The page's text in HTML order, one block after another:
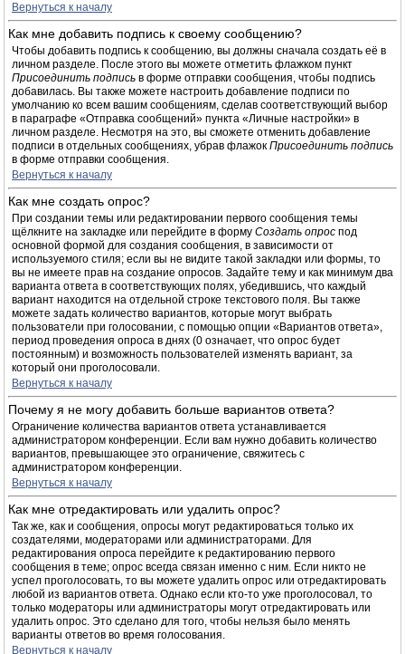
Вернуться к началу
Как мне добавить подпись к своему сообщению?
Чтобы добавить подпись к сообщению, вы должны сначала создать её в
личном разделе. После этого вы можете отметить флажком пункт
Присоединить подпись в форме отправки сообщения, чтобы подпись
добавилась. Вы также можете настроить добавление подписи по
умолчанию ко всем вашим сообщениям, сделав соответствующий выбор
в параграфе «Отправка сообщений» пункта «Личные настройки» в
личном разделе. Несмотря на это, вы сможете отменить добавление
подписи в отдельных сообщениях, убрав флажок Присоединить подпись
в форме отправки сообщения.
Вернуться к началу
Как мне создать опрос?
При создании темы или редактировании первого сообщения темы
щёлкните на закладке или перейдите в форму Создать опрос под
основной формой для создания сообщения, в зависимости от
используемого стиля; если вы не видите такой закладки или формы, то
вы не имеете прав на создание опросов. Задайте тему и как минимум два
варианта ответа в соответствующих полях, убедившись, что каждый
вариант находится на отдельной строке текстового поля. Вы также
можете задать количество вариантов, которые могут выбрать
пользователи при голосовании, с помощью опции «Вариантов ответа»,
период проведения опроса в днях (0 означает, что опрос будет
постоянным) и возможность пользователей изменять вариант, за
который они проголосовали.
Вернуться к началу
Почему я не могу добавить больше вариантов ответа?
Ограничение количества вариантов ответа устанавливается
администратором конференции. Если вам нужно добавить количество
вариантов, превышающее это ограничение, свяжитесь с
администратором конференции.
Вернуться к началу
Как мне отредактировать или удалить опрос?
Так же, как и сообщения, опросы могут редактироваться только их
создателями, модераторами или администраторами. Для
редактирования опроса перейдите к редактированию первого
сообщения в теме; опрос всегда связан именно с ним. Если никто не
успел проголосовать, то вы можете удалить опрос или отредактировать
любой из вариантов ответа. Однако если кто-то уже проголосовал, то
только модераторы или администраторы могут отредактировать или
удалить опрос. Это сделано для того, чтобы нельзя было менять
варианты ответов во время голосования.
Вернуться к началу